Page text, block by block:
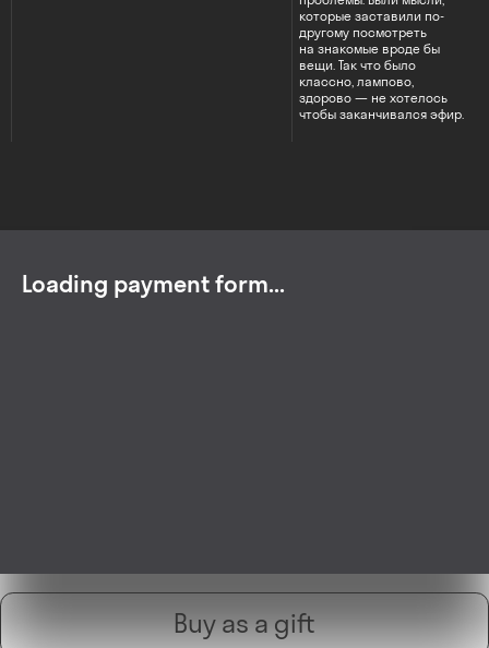
которые заставили по-
другому посмотреть
на знакомые вроде бы
вещи. Так что было
классно, лампово,
здорово — не хотелось
чтобы заканчивался эфир.
Loading payment form
Buy as a gift